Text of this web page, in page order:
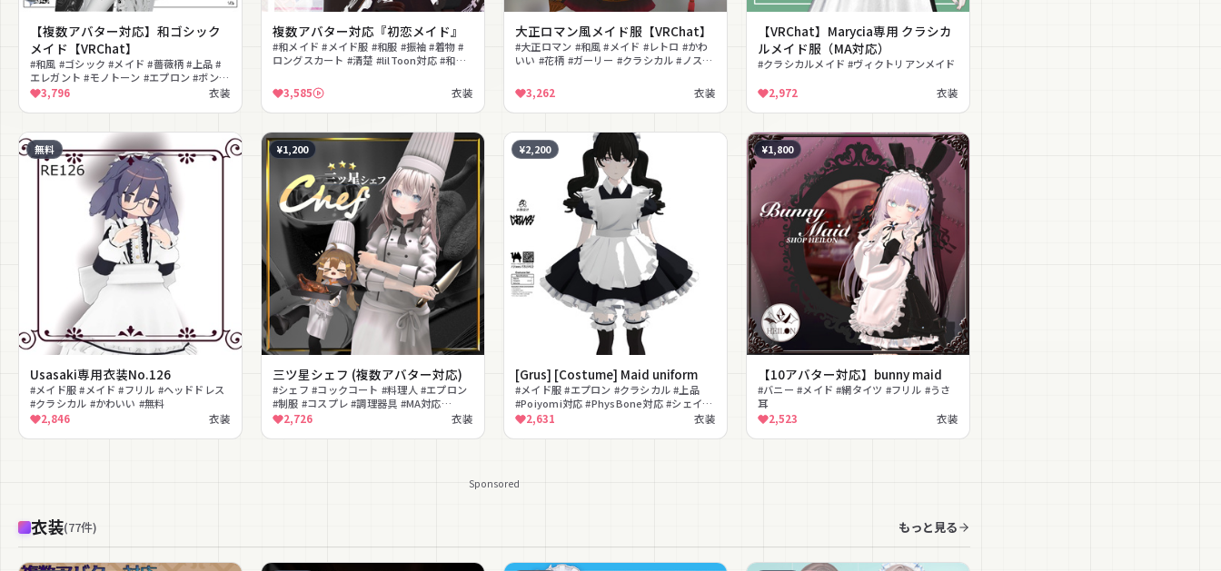
【複数アバター対応】和ゴシック
メイド【VRChat】
#和風 #ゴシック #メイド #薔薇柄 #上品 #
エレガント #モノトーン #エプロン #ボンネ
ット #クラシカル
3,796 衣装
複数アバター対応『初恋メイド』
#和メイド #メイド服 #和服 #振袖 #着物 #
ロングスカート #清楚 #lilToon対応 #和風
3,585
衣装
大正ロマン風メイド服【VRChat】
#大正ロマン #和風 #メイド #レトロ #かわ
いい #花柄 #ガーリー #クラシカル #ノスタ
3,262
衣装
【VRChat】Marycia専用 クラシカ
ルメイド服（MA対応）
#クラシカルメイド #ヴィクトリアンメイド
2,972
衣装
無料
Usasaki専用衣装No.126
#メイド服 #メイド #フリル #ヘッドドレス
#クラシカル #かわいい #無料
2,846
衣装
¥1,200
三ツ星シェフ (複数アバター対応)
#シェフ #コックコート #料理人 #エプロン
#制服 #コスプレ #調理器具 #MA対応
#lilToon対応
2,726 衣装
¥2,200
[Grus] [Costume] Maid uniform
#メイド服 #エプロン #クラシカル #上品
#Poiyomi対応 #PhysBone対応 #シェイプ
キー2,631 衣装
¥1,800
【10アバター対応】bunny maid
#バニー #メイド #網タイツ #フリル #うさ
耳
2,523
衣装
Sponsored
衣装(77件) もっと見る